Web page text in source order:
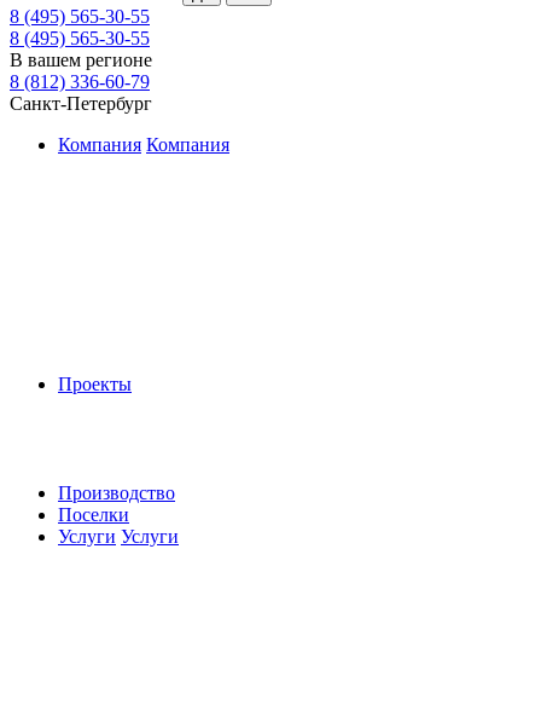
8 (495) 565-30-55
8 (495) 565-30-55
В вашем регионе
8 (812) 336-60-79
Санкт-Петербург
Компания Компания
Проекты
Производство
Поселки
Услуги Услуги